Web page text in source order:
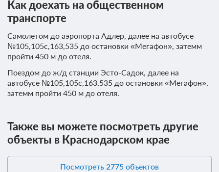
Как доехать на общественном
транспорте
Самолетом до аэропорта Адлер, далее на автобусе
№105,105с,163,535 до остановки «Мегафон», затемм
пройти 450 м до отеля.
Поездом до ж/д станции Эсто-Садок, далее на
автобусе №105,105с,163,535 до остановки «Мегафон»,
затемм пройти 450 м до отеля.
Также вы можете посмотреть другие
объекты в Краснодарском крае
Посмотреть 2775 объектов